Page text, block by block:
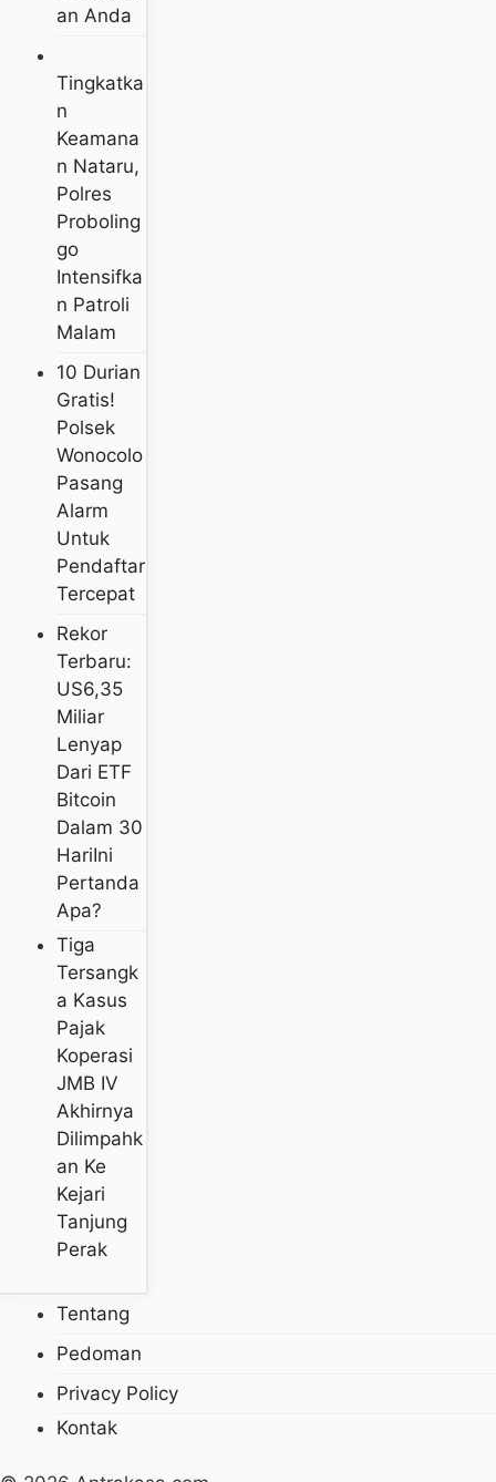
An Anda
Tingkatka
N
Keamana
N Nataru,
Polres
Proboling
Go
Intensifka
N Patroli
Malam
10 Durian
Gratis!
Polsek
Wonocolo
Pasang
Alarm
Untuk
Pendaftar
Tercepat
Rekor
Terbaru:
US6,35
Miliar
Lenyap
Dari ETF
Bitcoin
Dalam 30
HariIni
Pertanda
Apa?
Tiga
Tersangk
A Kasus
Pajak
Koperasi
JMB IV
Akhirnya
Dilimpahk
An Ke
Kejari
Tanjung
Perak
Tentang
Pedoman
Privacy Policy
Kontak